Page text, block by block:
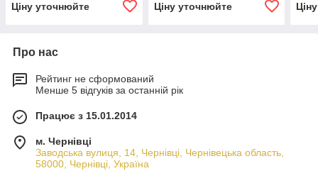
Ціну уточнюйте
Ціну уточнюйте
Про нас
Рейтинг не сформований
Менше 5 відгуків за останній рік
Працює з 15.01.2014
м. Чернівці
Заводська вулиця, 14, Чернівці, Чернівецька область,
58000, Чернівці, Україна